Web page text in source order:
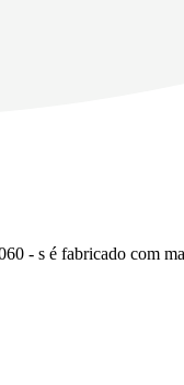
- s é fabricado com